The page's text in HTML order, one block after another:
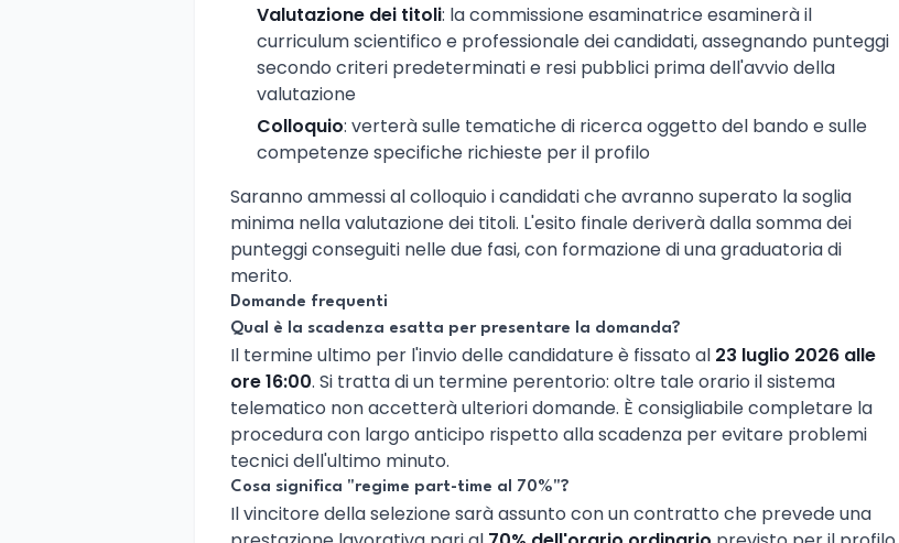
Valutazione dei titoli: la commissione esaminatrice esaminerà il
curriculum scientifico e professionale dei candidati, assegnando punteggi
secondo criteri predeterminati e resi pubblici prima dell'avvio della
valutazione
Colloquio: verterà sulle tematiche di ricerca oggetto del bando e sulle
competenze specifiche richieste per il profilo
Saranno ammessi al colloquio i candidati che avranno superato la soglia
minima nella valutazione dei titoli. L'esito finale deriverà dalla somma dei
punteggi conseguiti nelle due fasi, con formazione di una graduatoria di
merito.
Domande frequenti
Qual è la scadenza esatta per presentare la domanda?
Il termine ultimo per l'invio delle candidature è fissato al 23 luglio 2026 alle
ore 16:00. Si tratta di un termine perentorio: oltre tale orario il sistema
telematico non accetterà ulteriori domande. È consigliabile completare la
procedura con largo anticipo rispetto alla scadenza per evitare problemi
tecnici dell'ultimo minuto.
Cosa significa "regime part-time al 70%"?
Il vincitore della selezione sarà assunto con un contratto che prevede una